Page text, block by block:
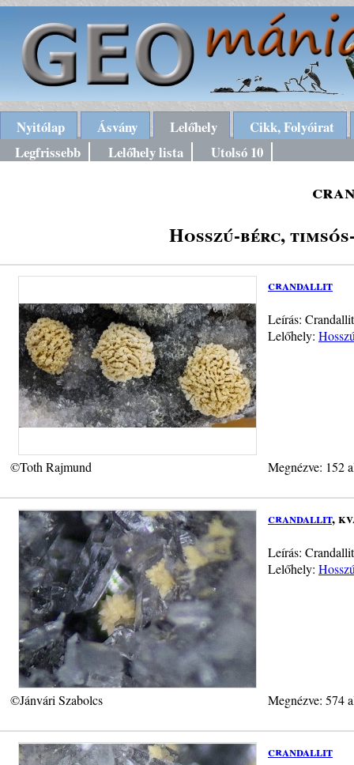
Nyitólap Ásvány Lelőhely
Cikk, Folyóirat
Legfrissebb
Lelőhely lista Utolsó 10
Hosszú-bérc,
crandallit
Leírás:
Lelőhely:
©Toth Rajmund Megnézve: 152
crandallit,
Leírás:
Lelőhely:
©Jánvári Szabolcs Megnézve: 574
crandallit